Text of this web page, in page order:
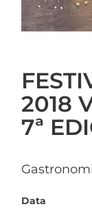
2018
7ª
Data